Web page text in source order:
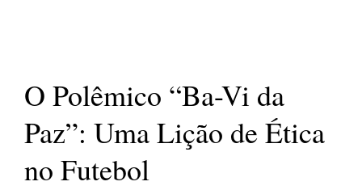
O Polêmico “Ba-Vi da
Paz”: Uma Lição de Ética
no Futebol